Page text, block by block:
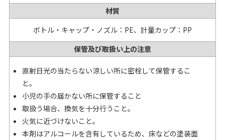
材質
ボトル・キャップ・ノズル：PE、計量カップ：PP
保管及び取扱い上の注意
直射日光の当たらない涼しい所に密栓して保管するこ
と。
小児の手の届かない所に保管すること
取扱う場合、換気を十分行うこと。
火気に近づけないこと。
本剤はアルコールを含有しているため、床などの塗装面